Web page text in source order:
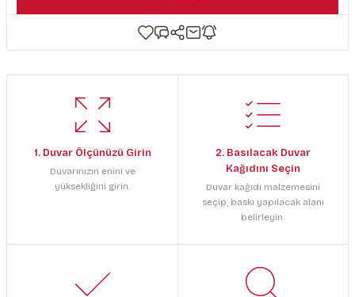
1. Duvar Ölçünüzü Girin
Duvarınızın enini ve
yüksekliğini girin.
2. Basılacak Duvar
Kağıdını Seçin
Duvar kağıdı malzemesini
seçip, baskı yapılacak alanı
belirleyin.